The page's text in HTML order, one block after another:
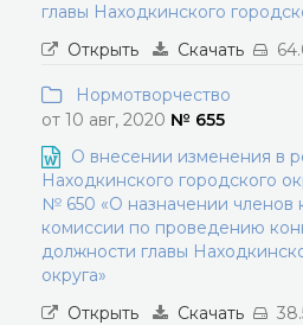
главы Находкинского
Открыть
Скачать
Нормотворчество
от 10 авг, 2020 № 655
О внесении изменения в
Находкинского городского
№ 650 «О назначении членов
комиссии по проведению
должности главы
округа»
Открыть
Скачать